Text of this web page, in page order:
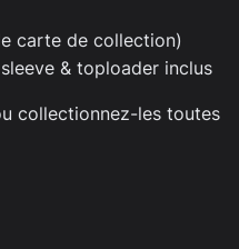
carte de collection)
& toploader inclus
collectionnez-les toutes